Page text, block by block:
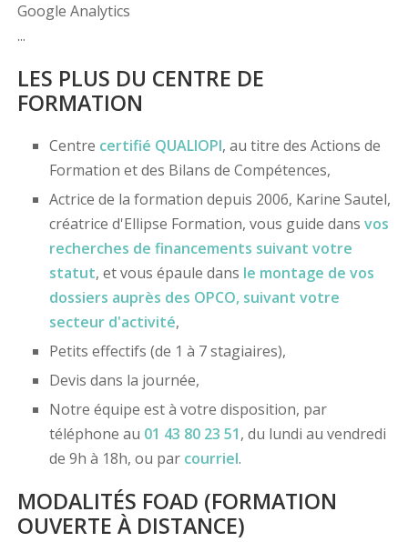
Google Analytics
...
LES PLUS DU CENTRE DE
FORMATION
Centre certifié QUALIOPI, au titre des Actions de
Formation et des Bilans de Compétences,
Actrice de la formation depuis 2006, Karine Sautel,
créatrice d'Ellipse Formation, vous guide dans vos
recherches de financements suivant votre
statut, et vous épaule dans le montage de vos
dossiers auprès des OPCO, suivant votre
secteur d'activité,
Petits effectifs (de 1 à 7 stagiaires),
Devis dans la journée,
Notre équipe est à votre disposition, par
téléphone au 01 43 80 23 51, du lundi au vendredi
de 9h à 18h, ou par courriel.
MODALITÉS FOAD (FORMATION
OUVERTE À DISTANCE)